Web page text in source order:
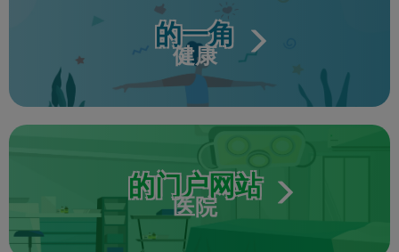
的一角
健康
的门户网站
医院